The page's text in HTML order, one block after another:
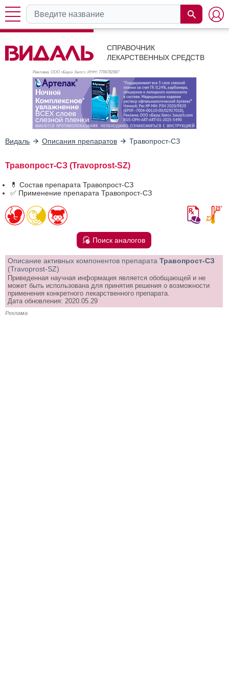
СПРАВОЧНИК
ЛЕКАРСТВЕННЫХ СРЕДСТВ
Реклама. ООО «Бауш Хелс», ИНН: 7706782987
Видаль Описания препаратов Травопрост-СЗ
Травопрост-СЗ (Travoprost-SZ)
💊 Состав препарата Травопрост-СЗ
✅ Применение препарата Травопрост-СЗ
Поиск аналогов
Описание активных компонентов препарата Травопрост-СЗ
(Travoprost-SZ)
Приведенная научная информация является обобщающей и не
может быть использована для принятия решения о возможности
применения конкретного лекарственного препарата.
Дата обновления: 2020.05.29
Реклама